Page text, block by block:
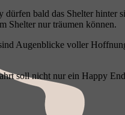
bald das Shelter hinter
Shelter nur träumen können.
Augenblicke voller
soll nicht nur ein Happy